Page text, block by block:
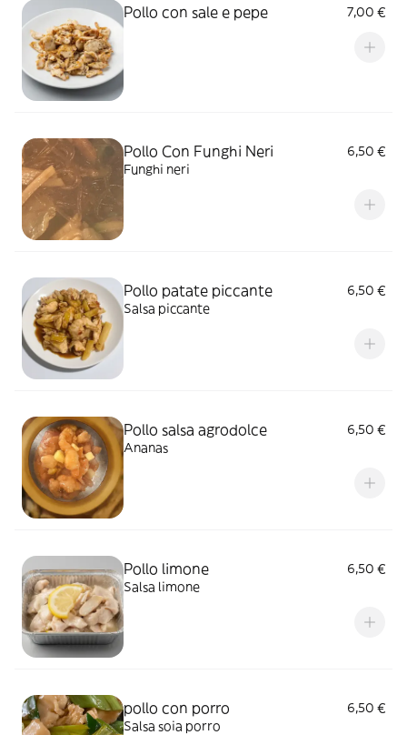
Pollo con sale e pepe 7,00 €
Pollo Con Funghi Neri
6,50 €
Funghi neri
Pollo patate piccante
6,50 €
Salsa piccante
Pollo salsa agrodolce
6,50 €
Ananas
Pollo limone
6,50 €
Salsa limone
pollo con porro
6,50 €
Salsa soia porro